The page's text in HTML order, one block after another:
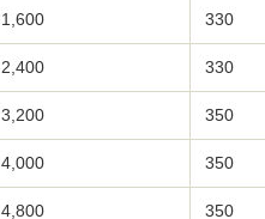
1,600 330
2,400 330
3,200 350
4,000 350
4,800 350